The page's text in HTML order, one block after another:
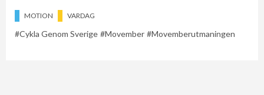
MOTION VARDAG
Cykla Genom Sverige Movember Movemberutmaningen